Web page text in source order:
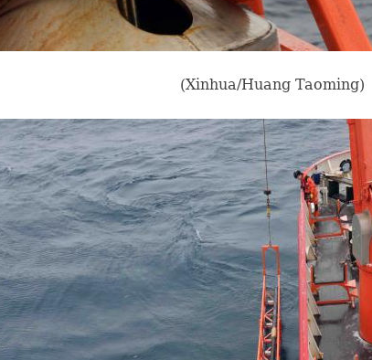
(Xinhua/Huang Taoming)